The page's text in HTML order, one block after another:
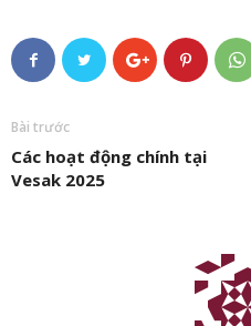
Bài trước
Các hoạt động chính tại
Vesak 2025